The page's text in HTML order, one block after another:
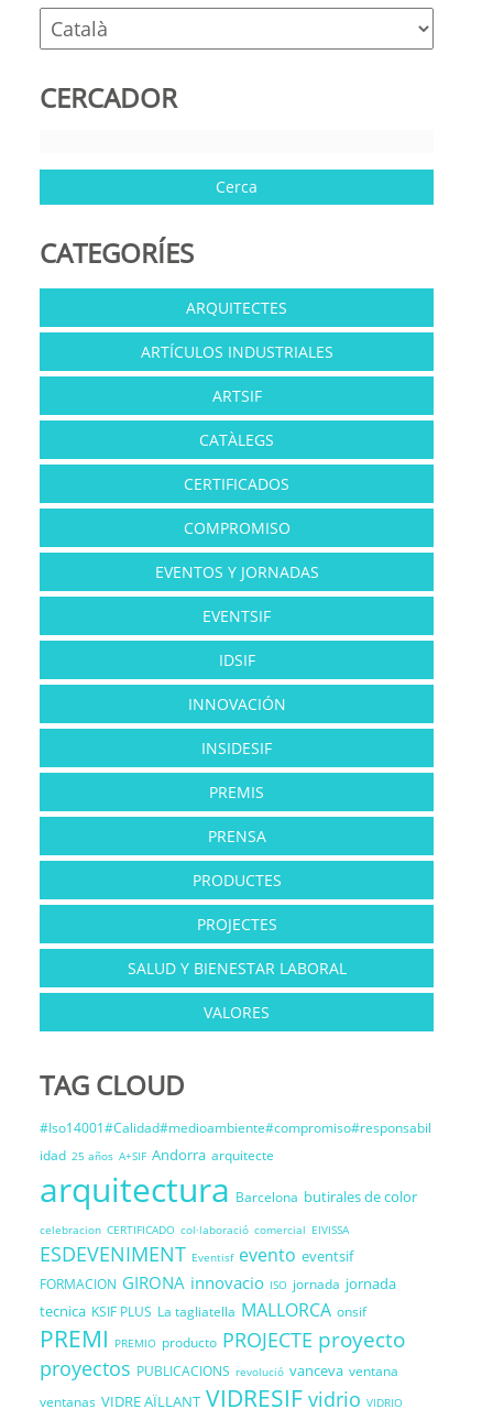
CERCADOR
CATEGORÍES
ARQUITECTES
ARTÍCULOS INDUSTRIALES
ARTSIF
CATÀLEGS
CERTIFICADOS
COMPROMISO
EVENTOS Y JORNADAS
EVENTSIF
IDSIF
INNOVACIÓN
INSIDESIF
PREMIS
PRENSA
PRODUCTES
PROJECTES
SALUD Y BIENESTAR LABORAL
VALORES
TAG CLOUD
#Iso14001#Calidad#medioambiente#compromiso#responsabil
idad 25 años A+SIF Andorra arquitecte
arquitectura Barcelona butirales de color
celebracion CERTIFICADO col·laboració comercial EIVISSA
ESDEVENIMENT Eventisf evento eventsif
FORMACION GIRONA innovacio ISO jornada jornada
tecnica KSIF PLUS La tagliatella MALLORCA onsif
PREMI PREMIO producto PROJECTE proyecto
proyectos PUBLICACIONS revolució vanceva ventana
ventanas VIDRE AÏLLANT VIDRESIF vidrio VIDRIO